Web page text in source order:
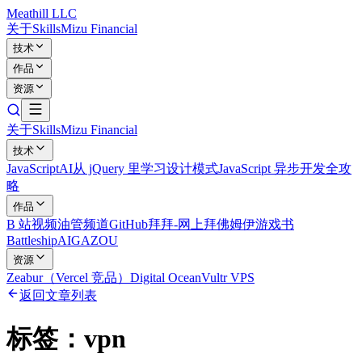
Meathill LLC
关于SkillsMizu Financial
技术
作品
资源
关于SkillsMizu Financial
技术
JavaScriptAI从 jQuery 里学习设计模式JavaScript 异步开发全攻
略
作品
B 站视频油管频道GitHub拜拜-网上拜佛姆伊游戏书
BattleshipAIGAZOU
资源
Zeabur（Vercel 竞品） Digital OceanVultr VPS
返回文章列表
标签： vpn